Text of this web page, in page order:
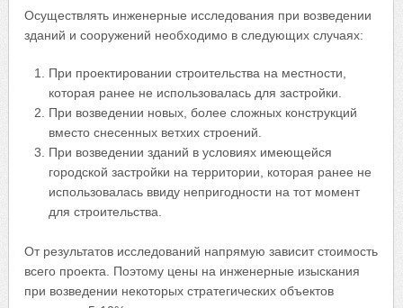
Осуществлять инженерные исследования при возведении
зданий и сооружений необходимо в следующих случаях:
При проектировании строительства на местности,
которая ранее не использовалась для застройки.
При возведении новых, более сложных конструкций
вместо снесенных ветхих строений.
При возведении зданий в условиях имеющейся
городской застройки на территории, которая ранее не
использовалась ввиду непригодности на тот момент
для строительства.
От результатов исследований напрямую зависит стоимость
всего проекта. Поэтому цены на инженерные изыскания
при возведении некоторых стратегических объектов